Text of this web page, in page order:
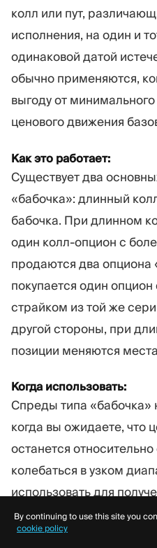
колл или пут,
исполнения, на один и
одинаковой датой
обычно применяются,
выгоду от
ценового движения
Как это работает:
Существует два
«бабочка»: длинный
бабочка. При длинном
один колл-опцион с
продаются два опциона
покупается один
страйком из той же
другой стороны, при
позиции меняются
Когда использовать:
Спреды типа «бабочка»
когда вы ожидаете, что
останется
колебаться в узком
использовать для
ограниченных
Содержание
By continuing to use this site you
cookie policy